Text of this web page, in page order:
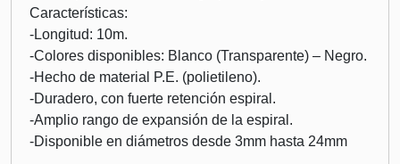
Características:
-Longitud: 10m.
-Colores disponibles: Blanco (Transparente) – Negro.
-Hecho de material P.E. (polietileno).
-Duradero, con fuerte retención espiral.
-Amplio rango de expansión de la espiral.
-Disponible en diámetros desde 3mm hasta 24mm